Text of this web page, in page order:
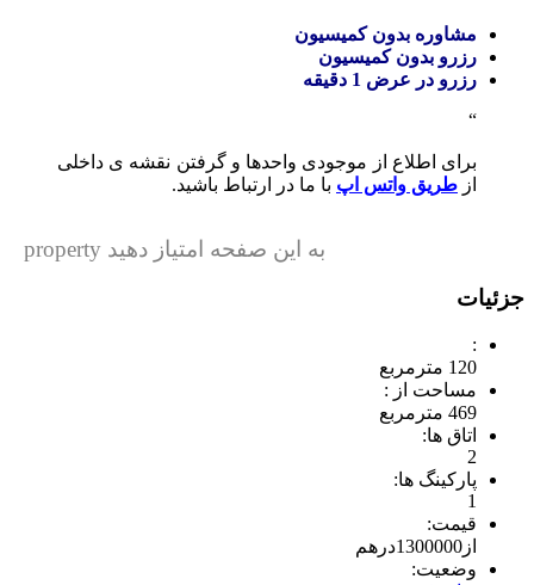
مشاوره بدون کمیسیون
رزرو بدون کمیسیون
رزرو در عرض 1 دقیقه
برای اطلاع از موجودی واحدها و گرفتن نقشه ی داخلی
از طریق واتس اپ با ما در ارتباط باشید.
به این صفحه امتیاز دهید property
جزئیات
:
120 مترمربع
مساحت از :
469 مترمربع
اتاق ها:
2
پارکینگ ها:
1
قیمت:
از 1300000درهم
وضعیت: